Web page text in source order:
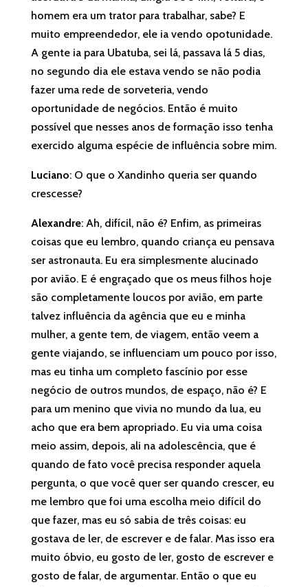
homem era um trator para trabalhar, sabe? E
muito empreendedor, ele ia vendo opotunidade.
A gente ia para Ubatuba, sei lá, passava lá 5 dias,
no segundo dia ele estava vendo se não podia
fazer uma rede de sorveteria, vendo
oportunidade de negócios. Então é muito
possível que nesses anos de formação isso tenha
exercido alguma espécie de influência sobre mim.
Luciano: O que o Xandinho queria ser quando
crescesse?
Alexandre: Ah, difícil, não é? Enfim, as primeiras
coisas que eu lembro, quando criança eu pensava
ser astronauta. Eu era simplesmente alucinado
por avião. E é engraçado que os meus filhos hoje
são completamente loucos por avião, em parte
talvez influência da agência que eu e minha
mulher, a gente tem, de viagem, então veem a
gente viajando, se influenciam um pouco por isso,
mas eu tinha um completo fascínio por esse
negócio de outros mundos, de espaço, não é? E
para um menino que vivia no mundo da lua, eu
acho que era bem apropriado. Eu via uma coisa
meio assim, depois, ali na adolescência, que é
quando de fato você precisa responder aquela
pergunta, o que você quer ser quando crescer, eu
me lembro que foi uma escolha meio difícil do
que fazer, mas eu só sabia de três coisas: eu
gostava de ler, de escrever e de falar. Mas isso era
muito óbvio, eu gosto de ler, gosto de escrever e
gosto de falar, de argumentar. Então o que eu